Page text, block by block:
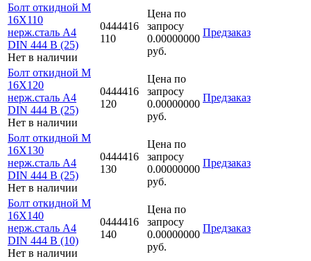
Болт откидной M
16Х110
нерж.сталь A4
DIN 444 B (25)
Нет в наличии
0444416
110
Цена по
запросу
0.00000000
руб.
Предзаказ
Болт откидной M
16Х120
нерж.сталь A4
DIN 444 B (25)
Нет в наличии
0444416
120
Цена по
запросу
0.00000000
руб.
Предзаказ
Болт откидной M
16Х130
нерж.сталь A4
DIN 444 B (25)
Нет в наличии
0444416
130
Цена по
запросу
0.00000000
руб.
Предзаказ
Болт откидной M
16Х140
нерж.сталь A4
DIN 444 B (10)
Нет в наличии
0444416
140
Цена по
запросу
0.00000000
руб.
Предзаказ